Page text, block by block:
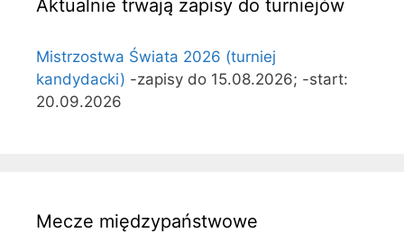
Aktualnie trwają zapisy do turniejów
Mistrzostwa Świata 2026 (turniej
kandydacki) -zapisy do 15.08.2026; -start:
20.09.2026
Mecze międzypaństwowe